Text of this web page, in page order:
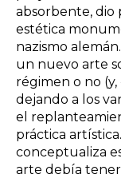
absorbente, dio
estética
nazismo
un nuevo arte
régimen o no
dejando a los
el
práctica
conceptualiza
arte debía tener